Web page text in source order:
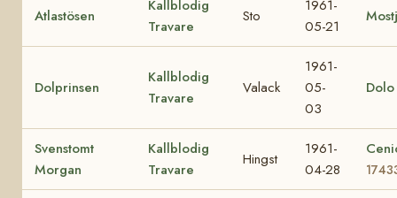
Atlastösen
Kallblodig
Travare
Sto
1961-
05-21
Dolprinsen
Kallblodig
Travare
Valack
1961-
05-
03
Dolo
Svenstomt
Morgan
Kallblodig
Travare
Hingst
1961-
04-28